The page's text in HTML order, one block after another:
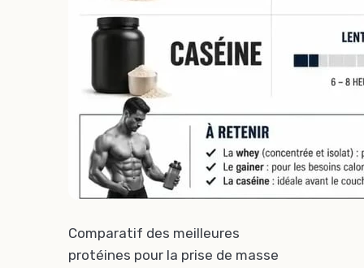
Comparatif des meilleures
protéines pour la prise de masse